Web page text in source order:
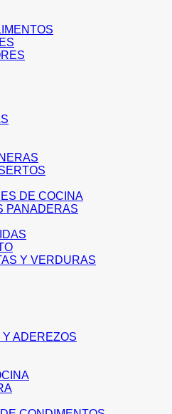
DE COCINA
PANADERAS
Y VERDURAS
ADEREZOS